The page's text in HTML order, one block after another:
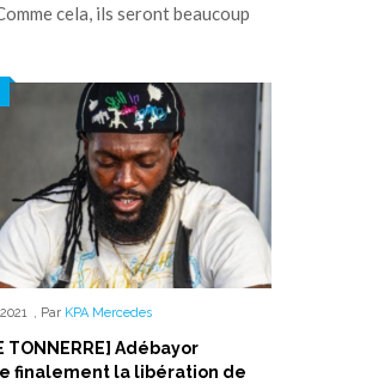
cela, ils seront beaucoup
, Par KPA Mercedes
TONNERRE] Adébayor
finalement la libération de